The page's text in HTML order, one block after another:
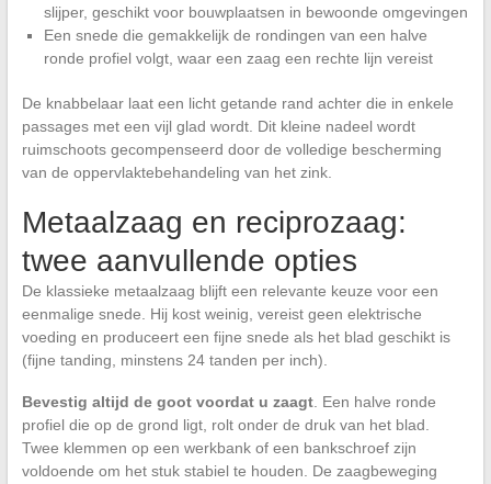
slijper, geschikt voor bouwplaatsen in bewoonde omgevingen
Een snede die gemakkelijk de rondingen van een halve
ronde profiel volgt, waar een zaag een rechte lijn vereist
De knabbelaar laat een licht getande rand achter die in enkele
passages met een vijl glad wordt. Dit kleine nadeel wordt
ruimschoots gecompenseerd door de volledige bescherming
van de oppervlaktebehandeling van het zink.
Metaalzaag en reciprozaag:
twee aanvullende opties
De klassieke metaalzaag blijft een relevante keuze voor een
eenmalige snede. Hij kost weinig, vereist geen elektrische
voeding en produceert een fijne snede als het blad geschikt is
(fijne tanding, minstens 24 tanden per inch).
Bevestig altijd de goot voordat u zaagt. Een halve ronde
profiel die op de grond ligt, rolt onder de druk van het blad.
Twee klemmen op een werkbank of een bankschroef zijn
voldoende om het stuk stabiel te houden. De zaagbeweging